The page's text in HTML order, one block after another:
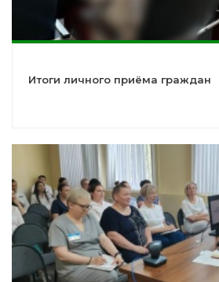
Итоги личного приёма граждан